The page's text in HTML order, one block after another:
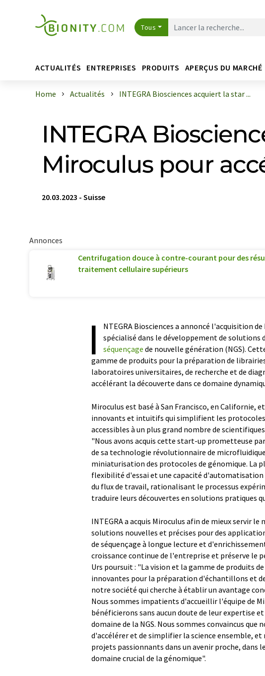
Tous
ACTUALITÉS ENTREPRISES PRODUITS APERÇUS DU MARCHÉ
Home Actualités INTEGRA Biosciences acquiert la star ...
INTEGRA
Miroculus pour
20.03.2023 - Suisse
Annonces
Centrifugation douce à contre-courant pour des
traitement cellulaire supérieurs
I
NTEGRA Biosciences a annoncé l'acquisition
spécialisé dans le développement de
séquençage de nouvelle génération (NGS).
gamme de produits pour la préparation de
laboratoires universitaires, de recherche et de
accélérant la découverte dans ce domaine
Miroculus est basé à San Francisco, en Californie,
innovants et intuitifs qui simplifient les
accessibles à un plus grand nombre de
"Nous avons acquis cette start-up prometteuse
de sa technologie révolutionnaire de
miniaturisation des protocoles de génomique. La
flexibilité d'essai et une capacité
du flux de travail, rationalisant le processus
traduire leurs découvertes en solutions pratiques
INTEGRA a acquis Miroculus afin de mieux servir le
solutions nouvelles et précises pour des
de séquençage à longue lecture et
croissance continue de l'entreprise et préserve le
Urs poursuit : "La vision et la gamme de produits
innovantes pour la préparation d'échantillons et
notre société qui cherche à établir un avantage
Nous sommes impatients d'accueillir l'équipe de
bénéficierons sans aucun doute de leur expertise
domaine de la NGS. Nous sommes convaincus
d'accélérer et de simplifier la science ensemble,
projets passionnants dans un avenir proche, dans
domaine crucial de la génomique".